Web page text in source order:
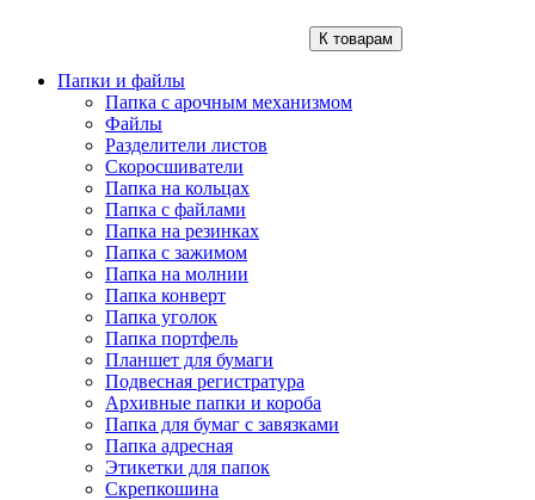
К товарам
Папки и файлы
Папка с арочным механизмом
Файлы
Разделители листов
Скоросшиватели
Папка на кольцах
Папка с файлами
Папка на резинках
Папка с зажимом
Папка на молнии
Папка конверт
Папка уголок
Папка портфель
Планшет для бумаги
Подвесная регистратура
Архивные папки и короба
Папка для бумаг с завязками
Папка адресная
Этикетки для папок
Скрепкошина